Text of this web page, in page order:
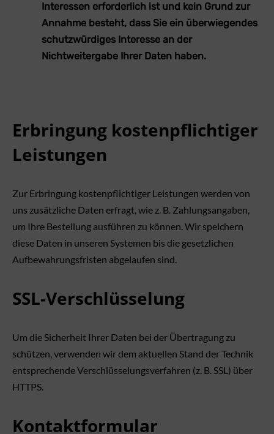
Interessen erforderlich ist und kein Grund zur
Annahme besteht, dass Sie ein überwiegendes
schutzwürdiges Interesse an der
Nichtweitergabe Ihrer Daten haben.
Erbringung kostenpflichtiger
Leistungen
Zur Erbringung kostenpflichtiger Leistungen werden von
uns zusätzliche Daten erfragt, wie z. B. Zahlungsangaben,
um Ihre Bestellung ausführen zu können. Wir speichern
diese Daten in unseren Systemen bis die gesetzlichen
Aufbewahrungsfristen abgelaufen sind.
SSL-Verschlüsselung
Um die Sicherheit Ihrer Daten bei der Übertragung zu
schützen, verwenden wir dem aktuellen Stand der Technik
entsprechende Verschlüsselungsverfahren (z. B. SSL) über
HTTPS.
Kontaktformular